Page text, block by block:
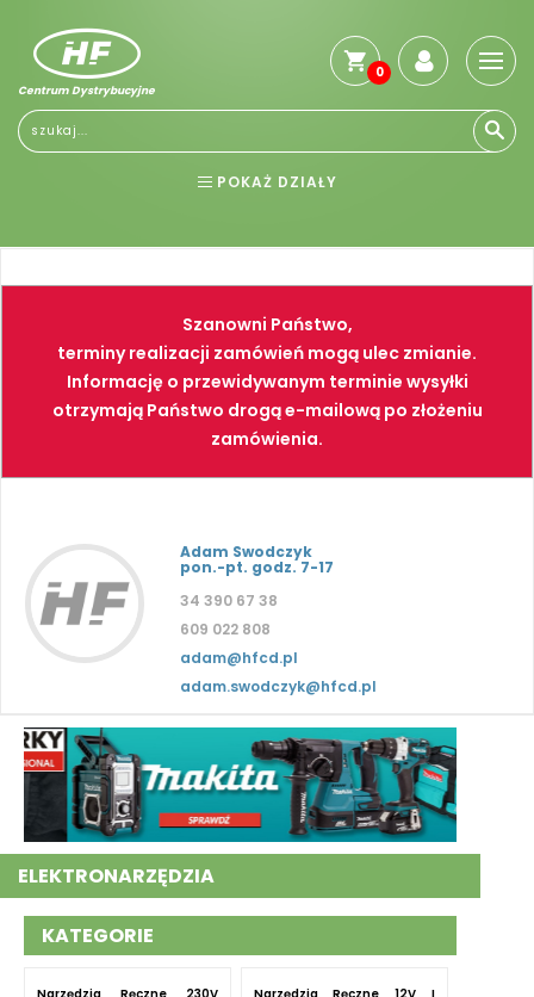
Centrum Dystrybucyjne
0
POKAŻ DZIAŁY
NARZĘDZIA SPAWALNICTWO
FARBY PNEUMATYKA
Szanowni Państwo,
terminy realizacji zamówień mogą ulec zmianie.
Informację o przewidywanym terminie wysyłki
otrzymają Państwo drogą e-mailową po złożeniu
zamówienia.
Adam Swodczyk
pon.-pt. godz. 7-17
34 390 67 38
609 022 808
adam@hfcd.pl
adam.swodczyk@hfcd.pl
ELEKTRONARZĘDZIA
KATEGORIE